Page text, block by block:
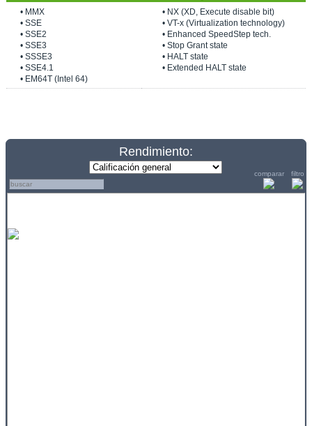
• MMX
• SSE
• SSE2
• SSE3
• SSSE3
• SSE4.1
• EM64T (Intel 64)
• NX (XD, Execute disable bit)
• VT-x (Virtualization technology)
• Enhanced SpeedStep tech.
• Stop Grant state
• HALT state
• Extended HALT state
Rendimiento:
comparar filtro